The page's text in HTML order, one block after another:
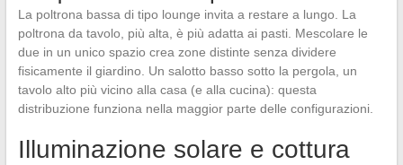
La poltrona bassa di tipo lounge invita a restare a lungo. La
poltrona da tavolo, più alta, è più adatta ai pasti. Mescolare le
due in un unico spazio crea zone distinte senza dividere
fisicamente il giardino. Un salotto basso sotto la pergola, un
tavolo alto più vicino alla casa (e alla cucina): questa
distribuzione funziona nella maggior parte delle configurazioni.
Illuminazione solare e cottura